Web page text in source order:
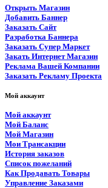
Открыть Магазин
Добавить Баннер
Заказать Сайт
Разработка Баннера
Заказать Супер Маркет
Закать Интернет Магазин
Реклама Вашей Компании
Заказать Рекламу Проекта
Мой аккаунт
Мой аккаунт
Мой Баланс
Мой Магазин
Мои Трансакции
История заказов
Список пожеланий
Как Продавать Товары
Управление Заказами